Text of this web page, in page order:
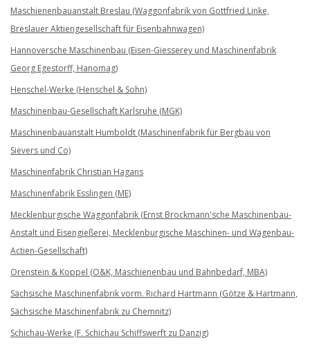
Maschienenbauanstalt Breslau (Waggonfabrik von Gottfried Linke,
Breslauer Aktiengesellschaft für Eisenbahnwagen)
Hannoversche Maschinenbau (Eisen-Giesserey und Maschinenfabrik
Georg Egestorff, Hanomag)
Henschel-Werke (Henschel & Sohn)
Maschinenbau-Gesellschaft Karlsruhe (MGK)
Maschinenbauanstalt Humboldt (Maschinenfabrik für Bergbau von
Sievers und Co)
Maschinenfabrik Christian Hagans
Maschinenfabrik Esslingen (ME)
Mecklenburgische Waggonfabrik (Ernst Brockmann'sche Maschinenbau-
Anstalt und Eisengießerei, Mecklenburgische Maschinen- und Wagenbau-
Actien-Gesellschaft)
Orenstein & Koppel (O&K, Maschienenbau und Bahnbedarf, MBA)
Sächsische Maschinenfabrik vorm. Richard Hartmann (Götze & Hartmann,
Sächsische Maschinenfabrik zu Chemnitz)
Schichau-Werke (F. Schichau Schiffswerft zu Danzig)